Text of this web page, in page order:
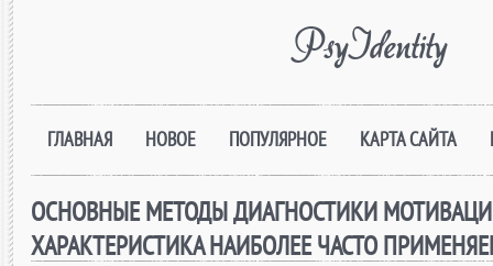
PsyIdentity
ГЛАВНАЯ НОВОЕ ПОПУЛЯРНОЕ КАРТА САЙТА
ОСНОВНЫЕ МЕТОДЫ ДИАГНОСТИКИ
ХАРАКТЕРИСТИКА НАИБОЛЕЕ ЧАСТО